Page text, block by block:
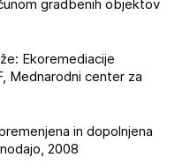
gradbenih objektov
Ekoremediacije
Mednarodni center za
in dopolnjena
2008